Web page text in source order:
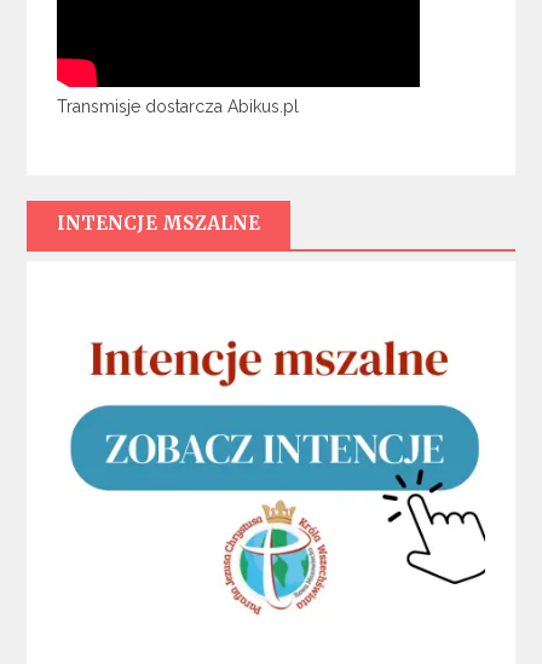
Transmisje dostarcza Abikus.pl
INTENCJE MSZALNE